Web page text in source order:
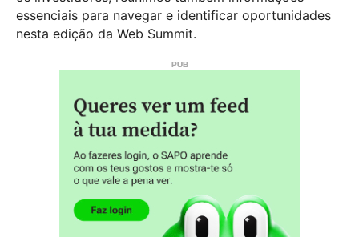
essenciais para navegar e identificar oportunidades
nesta edição da Web Summit.